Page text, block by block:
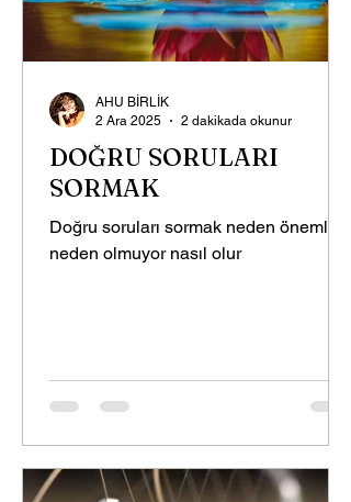
DOĞRU SORULARI
SORMAK
Doğru soruları sormak neden önemli
neden olmuyor nasıl olur
AHU BİRLİK
2 Ara 2025
2 dakikada okunur